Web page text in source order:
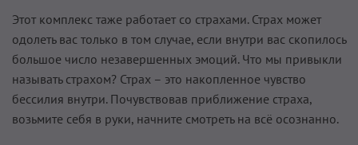
Этот комплекс таже работает со страхами. Страх может
одолеть вас только в том случае, если внутри вас скопилось
большое число незавершенных эмоций. Что мы привыкли
называть страхом? Страх – это накопленное чувство
бессилия внутри. Почувствовав приближение страха,
возьмите себя в руки, начните смотреть на всё осознанно.